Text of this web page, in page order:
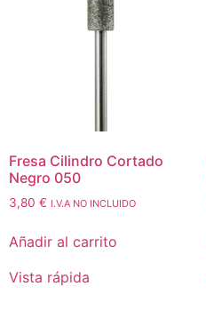
Fresa Cilindro Cortado
Negro 050
3,80 € I.V.A NO INCLUIDO
Añadir al carrito
Vista rápida